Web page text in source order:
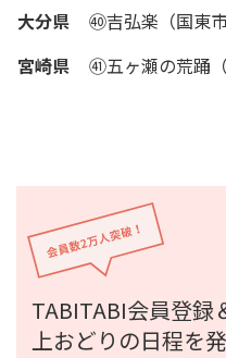
大分県
㊵吉弘楽（国東市
宮崎県
㊶五ヶ瀬の荒踊
TABITABI会員登録
上おどりの日程を